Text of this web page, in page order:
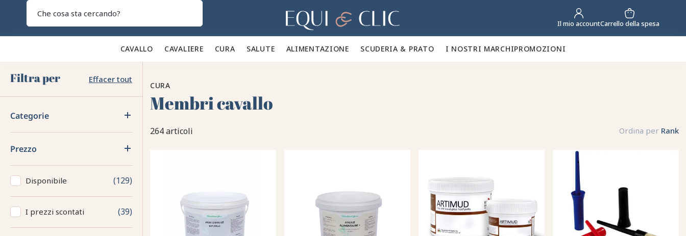
Casa Il mio accountCarrello della spesa
CAVALLO 🐎 CAVALIERE 👕 CURA 🪮 SALUTE ✨ ALIMENTAZIONE 🥕 SCUDERIA & PRATO 🍃 I NOSTRI MARCHIPROMOZIONI
Filtra per Effacer tout
Categorie
Prezzo
Disponibile 129
I prezzi scontati 39
CURA
Membri cavallo
264 articoli Ordina per Rank